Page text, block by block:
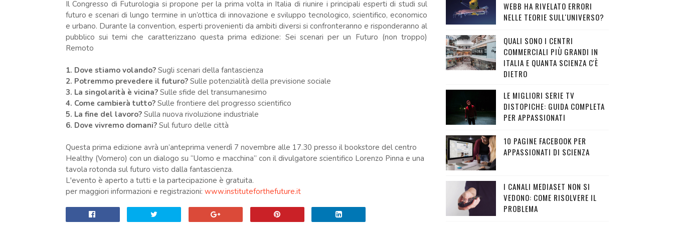
Il Congresso di Futurologia si propone per la prima volta in Italia di riunire i principali esperti di studi sul
futuro e scenari di lungo termine in un’ottica di innovazione e sviluppo tecnologico, scientifico, economico
e urbano. Durante la convention, esperti provenienti da ambiti diversi si confronteranno e risponderanno al
pubblico sui temi che caratterizzano questa prima edizione: Sei scenari per un Futuro (non troppo)
Remoto
1. Dove stiamo volando? Sugli scenari della fantascienza
2. Potremmo prevedere il futuro? Sulle potenzialità della previsione sociale
3. La singolarità è vicina? Sulle sfide del transumanesimo
4. Come cambierà tutto?Sulle frontiere del progresso scientifico
5. La fine del lavoro?Sulla nuova rivoluzione industriale
6. Dove vivremo domani?Sul futuro delle città
Questa prima edizione avrà un’anteprima venerdì 7 novembre alle 17.30 presso il bookstore del centro
Healthy (Vomero) con un dialogo su “Uomo e macchina” con il divulgatore scientifico Lorenzo Pinna e una
tavola rotonda sul futuro visto dalla fantascienza.
L'evento è aperto a tutti e la partecipazione è gratuita.
per maggiori informazioni e registrazioni: www.instituteforthefuture.it
WEBB HA RIVELATO ERRORI
NELLE TEORIE SULL'UNIVERSO?
QUALI SONO I CENTRI
COMMERCIALI PIÙ GRANDI IN
ITALIA E QUANTA SCIENZA C'È
DIETRO
LE MIGLIORI SERIE TV
DISTOPICHE: GUIDA COMPLETA
PER APPASSIONATI
10 PAGINE FACEBOOK PER
APPASSIONATI DI SCIENZA
I CANALI MEDIASET NON SI
VEDONO: COME RISOLVERE IL
PROBLEMA